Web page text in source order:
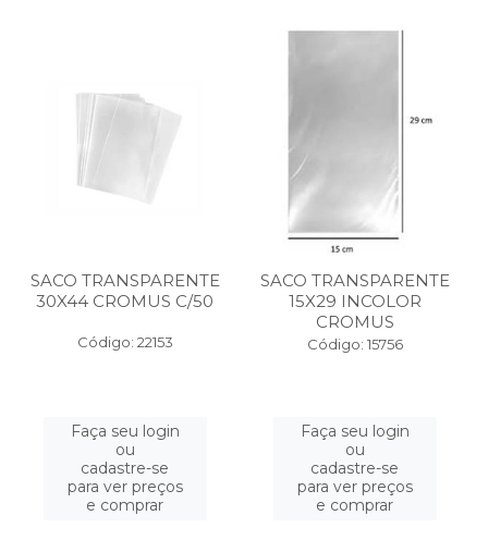
SACO TRANSPARENTE
30X44 CROMUS C/50
Código: 22153
Faça seu login
ou
cadastre-se
para ver preços
e comprar
SACO TRANSPARENTE
15X29 INCOLOR
CROMUS
Código: 15756
Faça seu login
ou
cadastre-se
para ver preços
e comprar